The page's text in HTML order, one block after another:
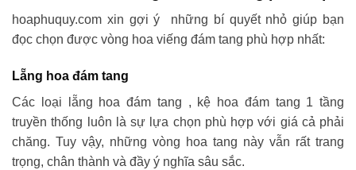
hoaphuquy.com xin gợi ý những bí quyết nhỏ giúp bạn
đọc chọn được vòng hoa viếng đám tang phù hợp nhất:
Lẵng hoa đám tang
Các loại lẵng hoa đám tang , kệ hoa đám tang 1 tầng
truyền thống luôn là sự lựa chọn phù hợp với giá cả phải
chăng. Tuy vậy, những vòng hoa tang này vẫn rất trang
trọng, chân thành và đầy ý nghĩa sâu sắc.